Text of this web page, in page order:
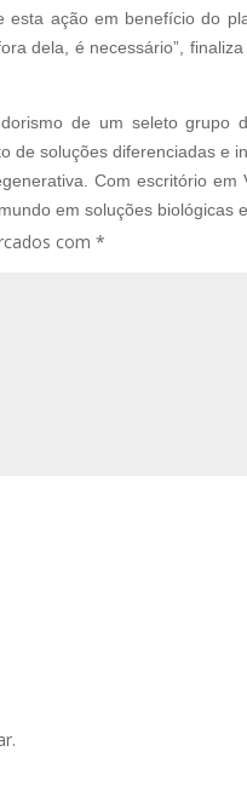
ação em benefício do
dela, é necessário”,
de um seleto grupo
de soluções diferenciadas e
Com escritório em
em soluções biológicas
com*